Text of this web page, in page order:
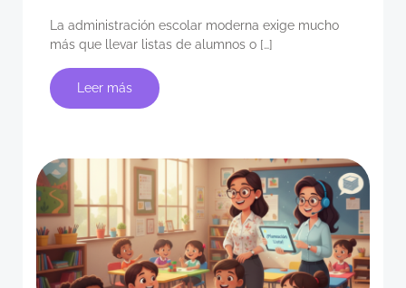
La administración escolar moderna exige mucho
más que llevar listas de alumnos o […]
Leer más